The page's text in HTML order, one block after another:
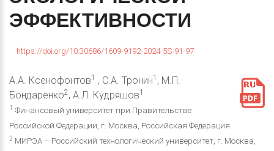
ЭФФЕКТИВНОСТИ
https://doi.org/10.30686/1609-9192-2024-5S-91-97
А.А. Ксенофонтов1 , С.А. Тронин1 , М.П.
Бондаренко2, А.Л. Кудряшов1
1 Финансовый университет при Правительстве
Российской Федерации, г. Москва, Российская Федерация
2 МИРЭА – Российский технологический университет, г. Москва,